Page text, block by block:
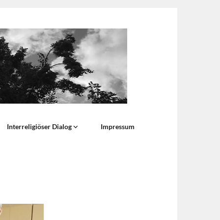
Interreligiöser Dialog Impressum